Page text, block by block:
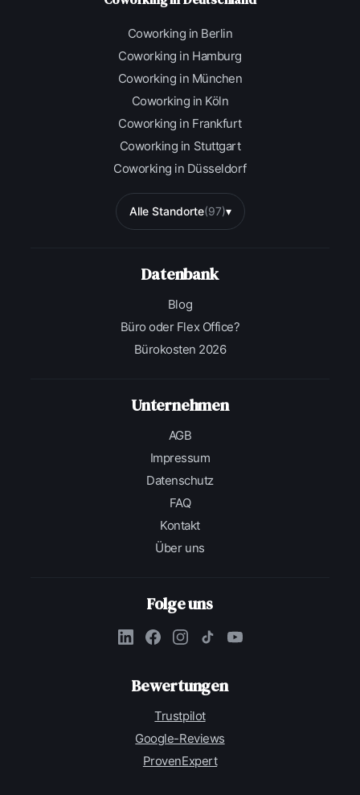
Coworking in Berlin
Coworking in Hamburg
Coworking in München
Coworking in Köln
Coworking in Frankfurt
Coworking in Stuttgart
Coworking in Düsseldorf
Alle Standorte(97)▾
Datenbank
Blog
Büro oder Flex Office?
Bürokosten 2026
Unternehmen
AGB
Impressum
Datenschutz
FAQ
Kontakt
Über uns
Folge uns
Bewertungen
Trustpilot
Google-Reviews
ProvenExpert